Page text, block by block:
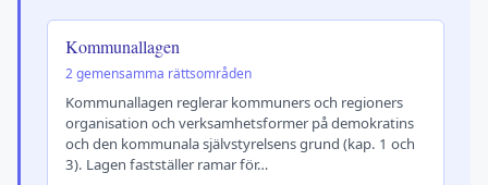
Kommunallagen
2 gemensamma rättsområden
Kommunallagen reglerar kommuners och regioners
organisation och verksamhetsformer på demokratins
och den kommunala självstyrelsens grund (kap. 1 och
3). Lagen fastställer ramar för…